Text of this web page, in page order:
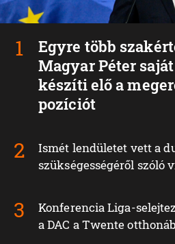
Egyre több
Magyar Péter
készíti elő a
pozíciót
Ismét lendületet vett a
szükségességéről szóló
Konferencia Liga-
a DAC a Twente